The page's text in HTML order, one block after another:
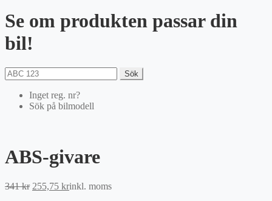
Se om produkten passar din
bil!
Sök
Inget reg. nr?
Sök på bilmodell
ABS-givare
341kr Det
255,75 krDet
inkl. moms